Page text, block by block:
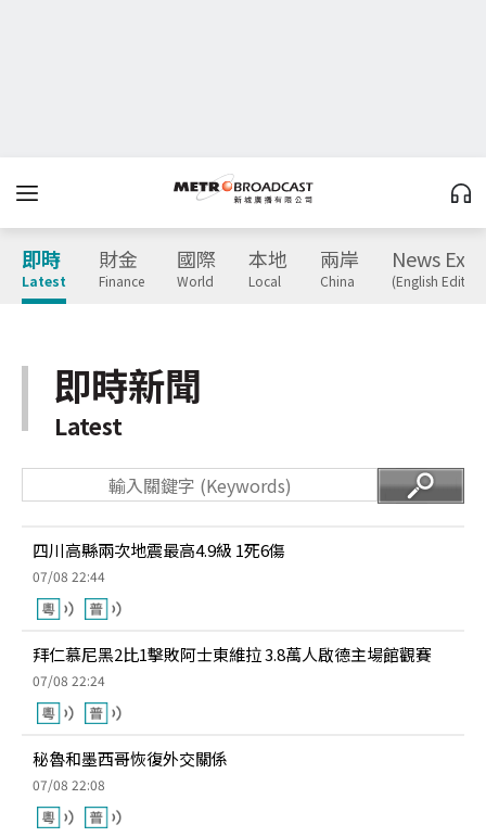
即時
Latest
財金
Finance
國際
World
本地
Local
兩岸
China
News
(English
即時新聞
Latest
四川高縣兩次地震最高4.9級 1死6傷
07/08 22:44
拜仁慕尼黑2比1擊敗阿士東維拉 3.8萬人啟德主場館觀賽
07/08 22:24
秘魯和墨西哥恢復外交關係
07/08 22:08